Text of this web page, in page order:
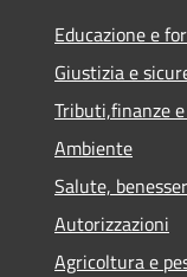
Educazione e
Giustizia e
Tributi,finanze
Ambiente
Salute,
Autorizzazioni
Agricoltura e